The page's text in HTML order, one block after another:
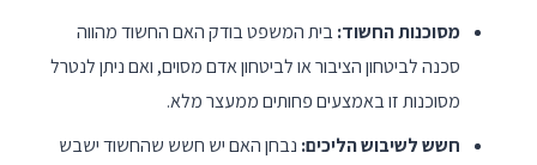
מסוכנות החשוד:בית המשפט בודק האם החשוד מהווה
סכנה לביטחון הציבור או לביטחון אדם מסוים, ואם ניתן לנטרל
מסוכנות זו באמצעים פחותים ממעצר מלא.
חשש לשיבוש הליכים: נבחן האם יש חשש שהחשוד ישבש